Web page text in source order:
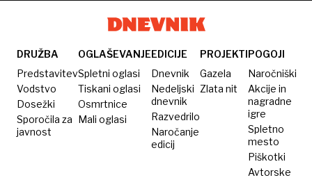
prihodnost
od Mola
začel
oktobra
DRUŽBA
Predstavitev
Vodstvo
Dosežki
Sporočila za
javnost
OGLAŠEVANJE
Spletni oglasi
Tiskani oglasi
Osmrtnice
Mali oglasi
EDICIJE
Dnevnik
Nedeljski
dnevnik
Razvedrilo
Naročanje
edicij
PROJEKTI
Gazela
Zlata nit
POGOJI
Naročniški
Akcije in
nagradne
igre
Spletno
mesto
Piškotki
Avtorske